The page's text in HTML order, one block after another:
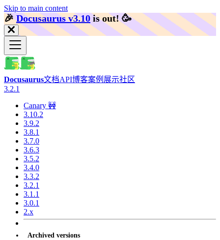
Skip to main content
🎉️Docusaurus v3.10 is out! 🥳️
Docusaurus文档API博客案例展示社区
3.2.1
Canary 🚧
3.10.2
3.9.2
3.8.1
3.7.0
3.6.3
3.5.2
3.4.0
3.3.2
3.2.1
3.1.1
3.0.1
2.x
Archived versions